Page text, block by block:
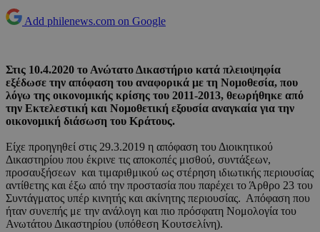
Add philenews.com on Google
Στις 10.4.2020 το Ανώτατο Δικαστήριο κατά πλειοψηφία
εξέδωσε την απόφαση του αναφορικά με τη Νομοθεσία, που
λόγω της οικονομικής κρίσης του 2011-2013, θεωρήθηκε από
την Εκτελεστική και Νομοθετική εξουσία αναγκαία για την
οικονομική διάσωση του Κράτους.
Είχε προηγηθεί στις 29.3.2019 η απόφαση του Διοικητικού
Δικαστηρίου που έκρινε τις αποκοπές μισθού, συντάξεων,
προσαυξήσεων και τιμαριθμικού ως στέρηση ιδιωτικής περιουσίας
αντίθετης και έξω από την προστασία που παρέχει το Άρθρο 23 του
Συντάγματος υπέρ κινητής και ακίνητης περιουσίας. Απόφαση που
ήταν συνεπής με την ανάλογη και πιο πρόσφατη Νομολογία του
Ανωτάτου Δικαστηρίου (υπόθεση Κουτσελίνη).